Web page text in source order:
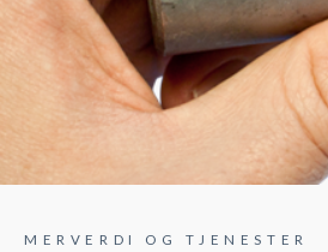
MERVERDI OG TJENESTER